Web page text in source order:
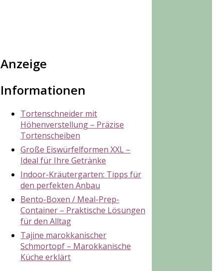
Anzeige
Informationen
Tortenschneider mit
Höhenverstellung – Präzise
Tortenscheiben
Große Eiswürfelformen XXL –
Ideal für Ihre Getränke
Indoor-Kräutergarten: Tipps für
den perfekten Anbau
Bento-Boxen / Meal-Prep-
Container – Praktische Lösungen
für den Alltag
Tajine marokkanischer
Schmortopf – Marokkanische
Küche erklärt